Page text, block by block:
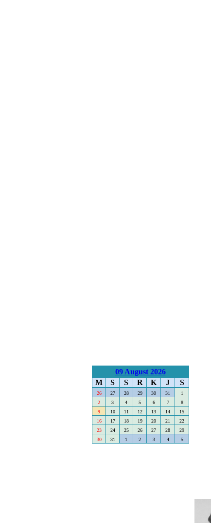
09 August 2026
M
S S R K J S
26 27 28 29 30 31
1
2
3 4 5 6 7
8
9
10 11 12 13 14
15
16
17 18 19 20 21
22
23
24 25 26 27 28
29
30
31 1 2 3 4 5